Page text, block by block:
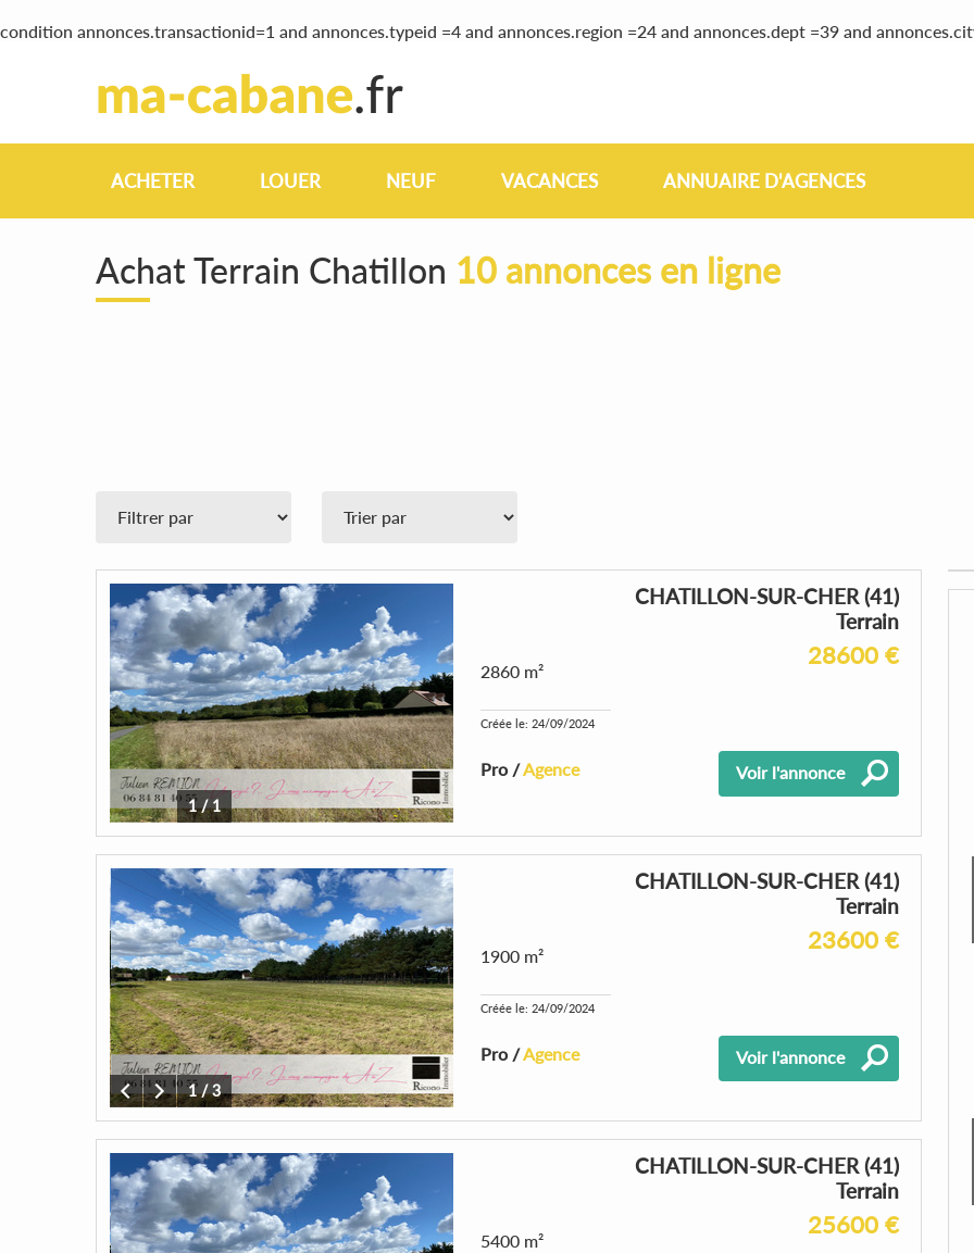
condition annonces.transactionid=1 and annonces.typeid =4 and annonces.region =24 and annonces.dept =39 and
ACHETER LOUER NEUF VACANCES ANNUAIRE D'AGENCES
Achat Terrain Chatillon 10 annonces en ligne
1/1
CHATILLON-SUR-CHER (41)
Terrain
28600 €
2860 m²
Créée le: 24/09/2024
Pro /Agence Voir l'annonce
1/3
CHATILLON-SUR-CHER (41)
Terrain
23600 €
1900 m²
Créée le: 24/09/2024
Pro /Agence Voir l'annonce
CHATILLON-SUR-CHER (41)
Terrain
25600 €
5400 m²